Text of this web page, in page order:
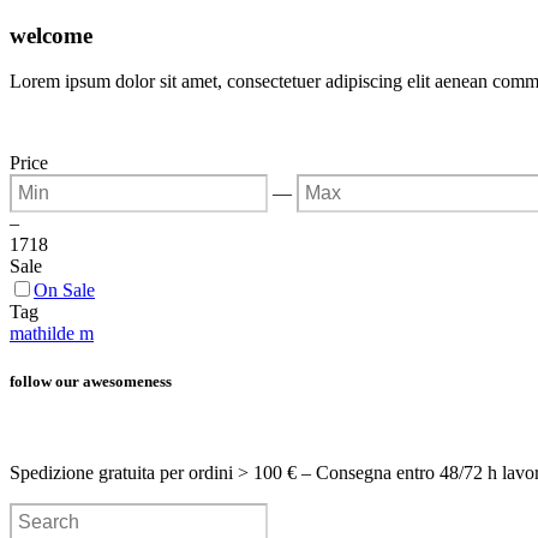
welcome
Lorem ipsum dolor sit amet, consectetuer adipiscing elit aenean
Price
—
–
1718
Sale
On Sale
Tag
mathilde m
follow our awesomeness
Spedizione gratuita per ordini > 100 € – Consegna entro 48/72 h